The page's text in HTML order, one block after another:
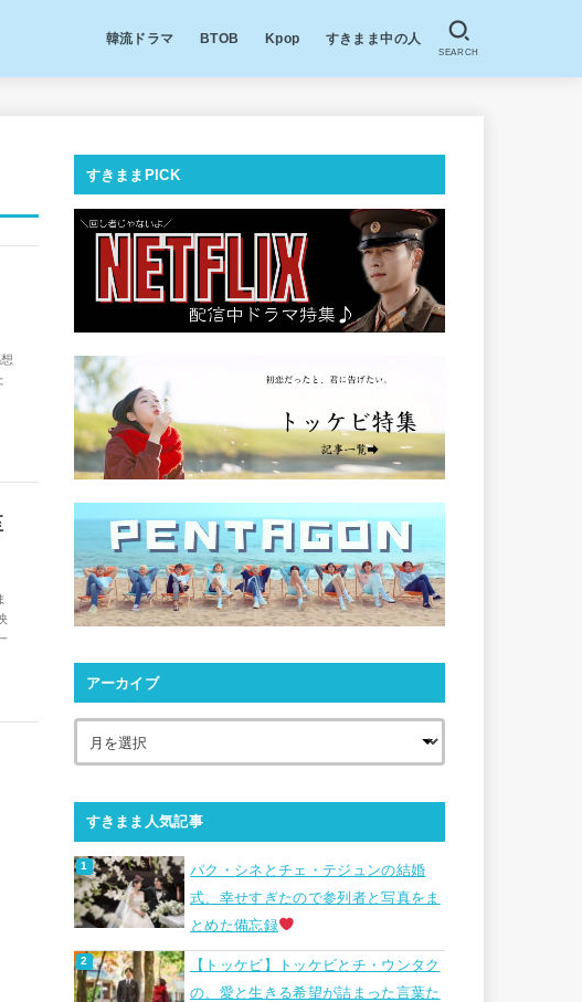
韓流ドラマ BTOB Kpop すきまま中の人
SEARCH
すきままPICK
アーカイブ
すきまま人気記事
パク・シネとチェ・テジュンの結婚
式、幸せすぎたので参列者と写真をま
とめた備忘録
【トッケビ】トッケビとチ・ウンタク
の、愛と生きる希望が詰まった言葉た